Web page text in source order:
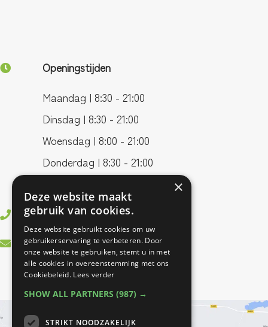
Openingstijden
Maandag | 8:30 - 21:00
Dinsdag | 8:30 - 21:00
Woensdag | 8:00 - 21:00
Donderdag | 8:30 - 21:00
0499 - 37 83 55
info@bestfitfysiotherapie.nl
×
Deze website maakt
gebruik van cookies.
Deze website gebruikt cookies om uw
gebruikerservaring te verbeteren. Door
onze website te gebruiken, stemt u in met
alle cookies in overeenstemming met ons
Cookiebeleid. Lees verder
SHOW ALL PARTNERS (987) →
STRIKT NOODZAKELIJK